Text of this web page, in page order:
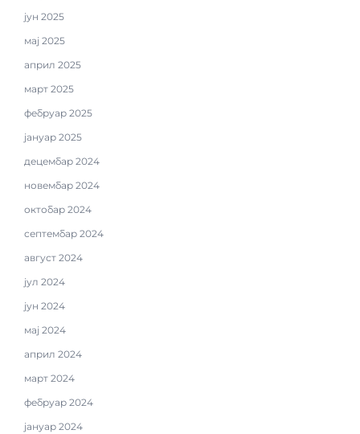
јун 2025
мај 2025
април 2025
март 2025
фебруар 2025
јануар 2025
децембар 2024
новембар 2024
октобар 2024
септембар 2024
август 2024
јул 2024
јун 2024
мај 2024
април 2024
март 2024
фебруар 2024
јануар 2024